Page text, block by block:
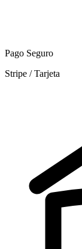
Pago Seguro
Stripe / Tarjeta